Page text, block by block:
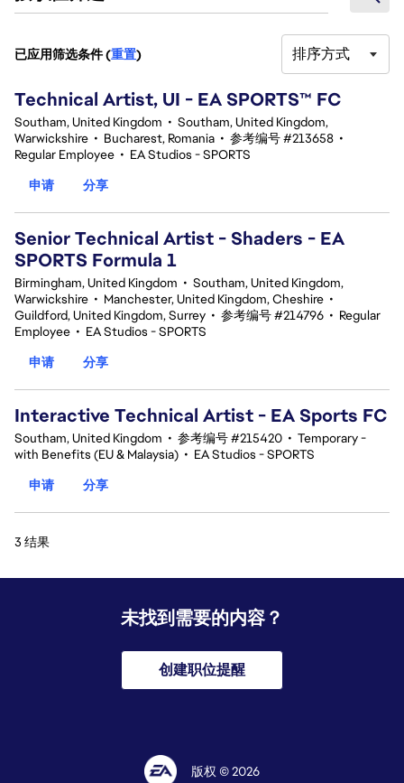
3 结果
已应用筛选条件 (重置) 排序方式
Technical Artist, UI - EA SPORTS™ FC
Southam, United Kingdom • Southam, United Kingdom,
Warwickshire • Bucharest, Romania • 参考编号 #213658 •
Regular Employee • EA Studios - SPORTS
申请
分享
Senior Technical Artist - Shaders - EA
SPORTS Formula 1
Birmingham, United Kingdom • Southam, United Kingdom,
Warwickshire • Manchester, United Kingdom, Cheshire •
Guildford, United Kingdom, Surrey • 参考编号 #214796 • Regular
Employee • EA Studios - SPORTS
申请
分享
Interactive Technical Artist - EA Sports FC
Southam, United Kingdom • 参考编号 #215420 • Temporary -
with Benefits (EU & Malaysia) • EA Studios - SPORTS
申请
分享
3 结果
未找到需要的内容？
创建职位提醒
版权 © 2026